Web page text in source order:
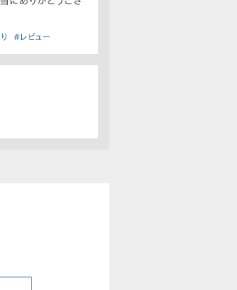
#レビュー